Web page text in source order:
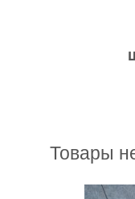
Товары